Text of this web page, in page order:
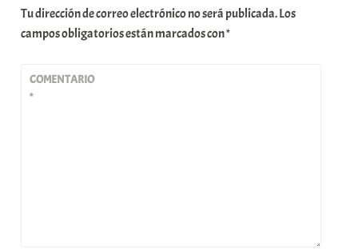
Tu dirección de correo electrónico no será publicada.Los
campos obligatorios están marcados con*
COMENTARIO
*